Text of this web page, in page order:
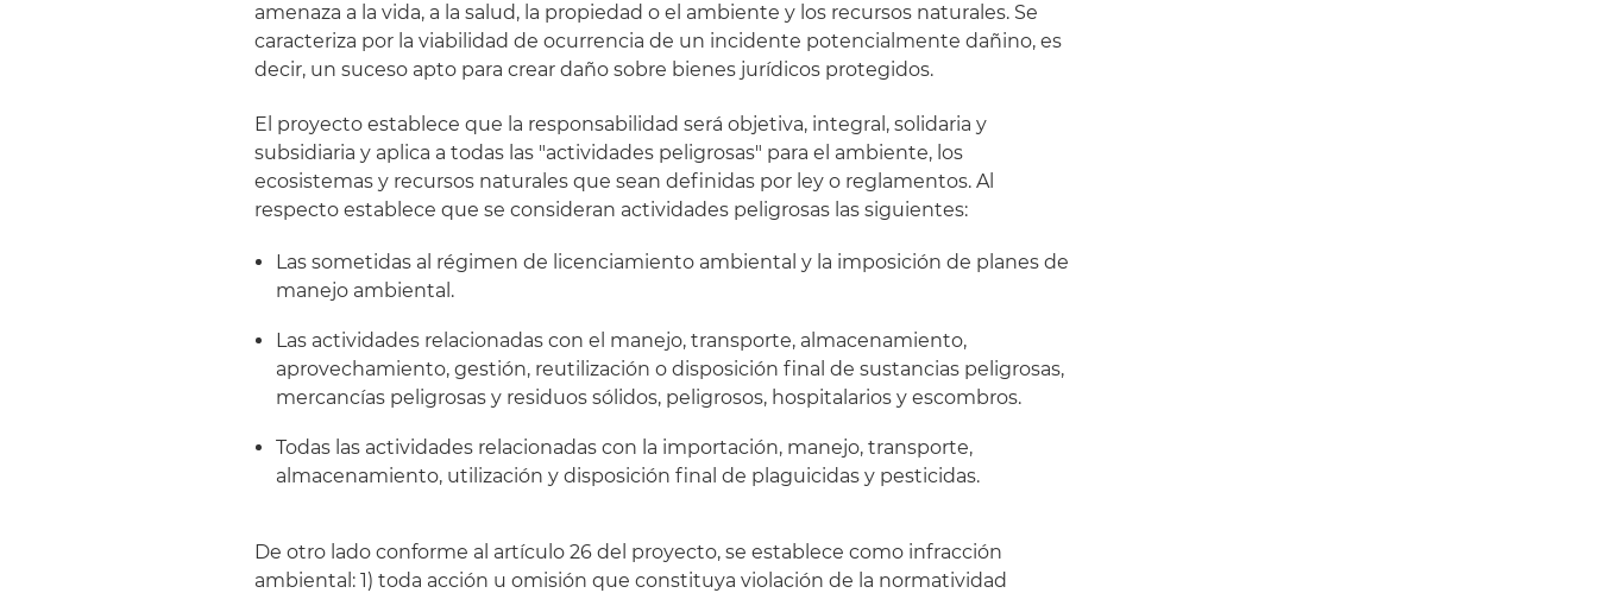
amenaza a la vida, a la salud, la propiedad o el ambiente y los recursos naturales. Se
caracteriza por la viabilidad de ocurrencia de un incidente potencialmente dañino, es
decir, un suceso apto para crear daño sobre bienes jurídicos protegidos.
El proyecto establece que la responsabilidad será objetiva, integral, solidaria y
subsidiaria y aplica a todas las "actividades peligrosas" para el ambiente, los
ecosistemas y recursos naturales que sean definidas por ley o reglamentos. Al
respecto establece que se consideran actividades peligrosas las siguientes:
Las sometidas al régimen de licenciamiento ambiental y la imposición de planes de
manejo ambiental.
Las actividades relacionadas con el manejo, transporte, almacenamiento,
aprovechamiento, gestión, reutilización o disposición final de sustancias peligrosas,
mercancías peligrosas y residuos sólidos, peligrosos, hospitalarios y escombros.
Todas las actividades relacionadas con la importación, manejo, transporte,
almacenamiento, utilización y disposición final de plaguicidas y pesticidas.
De otro lado conforme al artículo 26 del proyecto, se establece como infracción
ambiental: 1) toda acción u omisión que constituya violación de la normatividad